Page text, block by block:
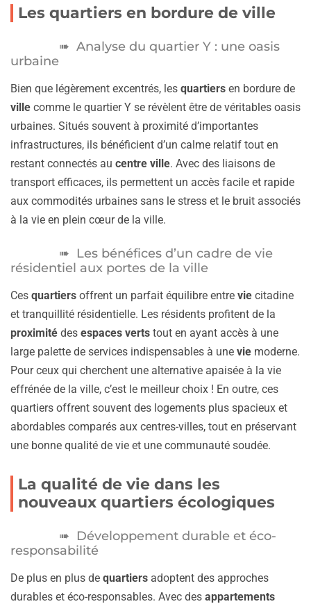
Les quartiers en bordure de ville
Analyse du quartier Y : une oasis
urbaine
Bien que légèrement excentrés, les quartiers en bordure de
ville comme le quartier Y se révèlent être de véritables oasis
urbaines. Situés souvent à proximité d’importantes
infrastructures, ils bénéficient d’un calme relatif tout en
restant connectés au centre ville. Avec des liaisons de
transport efficaces, ils permettent un accès facile et rapide
aux commodités urbaines sans le stress et le bruit associés
à la vie en plein cœur de la ville.
Les bénéfices d’un cadre de vie
résidentiel aux portes de la ville
Ces quartiers offrent un parfait équilibre entre vie citadine
et tranquillité résidentielle. Les résidents profitent de la
proximité des espaces verts tout en ayant accès à une
large palette de services indispensables à une vie moderne.
Pour ceux qui cherchent une alternative apaisée à la vie
effrénée de la ville, c’est le meilleur choix ! En outre, ces
quartiers offrent souvent des logements plus spacieux et
abordables comparés aux centres-villes, tout en préservant
une bonne qualité de vie et une communauté soudée.
La qualité de vie dans les
nouveaux quartiers écologiques
Développement durable et éco-
responsabilité
De plus en plus de quartiers adoptent des approches
durables et éco-responsables. Avec des appartements